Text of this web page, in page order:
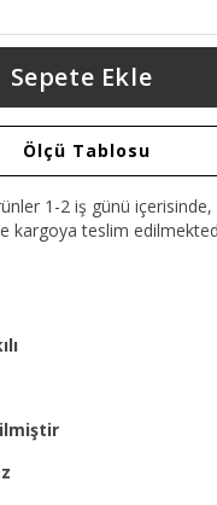
Sepete Ekle
Ölçü Tablosu
1-2 iş günü
kargoya teslim